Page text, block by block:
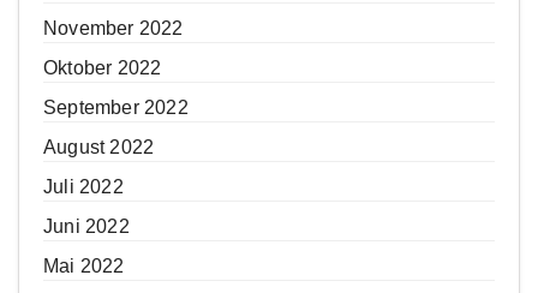
November 2022
Oktober 2022
September 2022
August 2022
Juli 2022
Juni 2022
Mai 2022